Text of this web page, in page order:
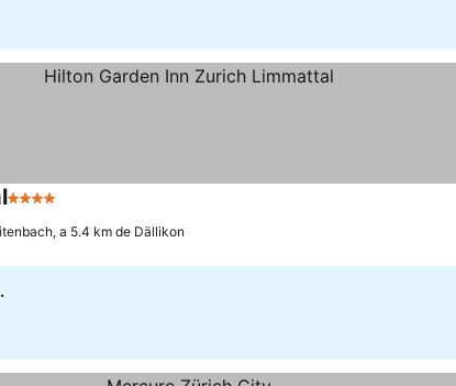
4 Estrelas
a 5.4 km de Dällikon